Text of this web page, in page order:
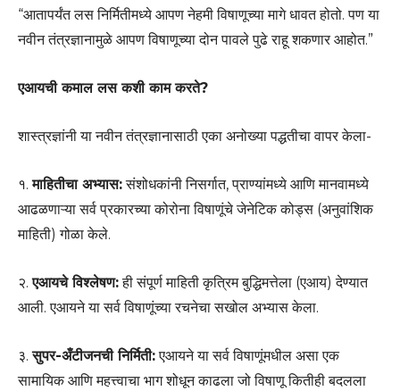
“आतापर्यंत लस निर्मितीमध्ये आपण नेहमी विषाणूच्या मागे धावत होतो. पण या
नवीन तंत्रज्ञानामुळे आपण विषाणूच्या दोन पावले पुढे राहू शकणार आहोत.”
एआयची कमाल लस कशी काम करते?
शास्त्रज्ञांनी या नवीन तंत्रज्ञानासाठी एका अनोख्या पद्धतीचा वापर केला-
१.माहितीचा अभ्यास:संशोधकांनी निसर्गात, प्राण्यांमध्ये आणि मानवामध्ये
आढळणाऱ्या सर्व प्रकारच्या कोरोना विषाणूंचे जेनेटिक कोड्स (अनुवांशिक
माहिती) गोळा केले.
२.एआयचे विश्लेषण:ही संपूर्ण माहिती कृत्रिम बुद्धिमत्तेला (एआय) देण्यात
आली. एआयने या सर्व विषाणूंच्या रचनेचा सखोल अभ्यास केला.
३.सुपर-अँटीजनची निर्मिती:एआयने या सर्व विषाणूंमधील असा एक
सामायिक आणि महत्त्वाचा भाग शोधून काढला जो विषाणू कितीही बदलला